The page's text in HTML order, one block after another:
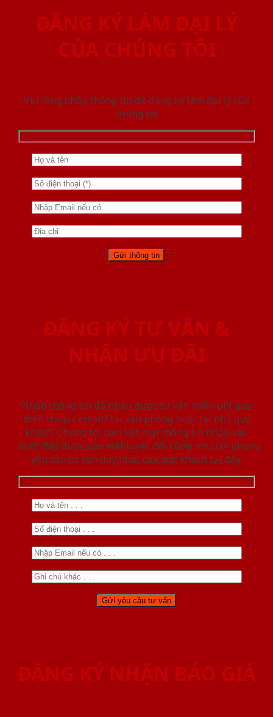
ĐĂNG KÝ LÀM ĐẠI LÝ
CỦA CHÚNG TÔI
Vui lòng nhập thông tin để đăng ký làm đại lý của
chúng tôi
ĐĂNG KÝ TƯ VẤN &
NHẬN ƯU ĐÃI
Nhập thông tin để nhận được tư vấn miễn phí qua
điện thoại / email/ tại văn phòng hoặc tại nhà quý
khách. Chúng tôi cam kết mọi thông tin nhập vào
dưới đây được bảo mật tuyệt đối cũng như chỉ phục vụ
yêu cầu tư vấn duy nhất của quý khách tại đây.
ĐĂNG KÝ NHẬN BÁO GIÁ